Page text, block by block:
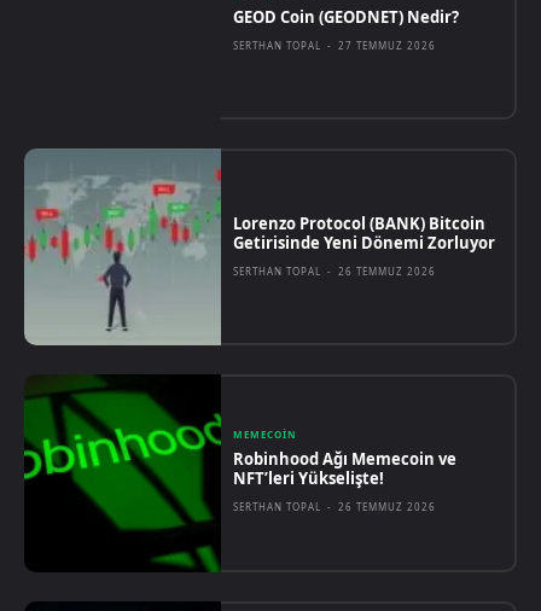
GEOD Coin (GEODNET) Nedir?
SERTHAN TOPAL - 27 TEMMUZ 2026
Lorenzo Protocol (BANK) Bitcoin
Getirisinde Yeni Dönemi Zorluyor
SERTHAN TOPAL - 26 TEMMUZ 2026
MEMECOIN
Robinhood Ağı Memecoin ve
NFT’leri Yükselişte!
SERTHAN TOPAL - 26 TEMMUZ 2026